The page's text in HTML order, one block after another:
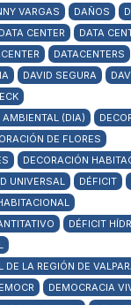
VARGAS DAÑOS
DATA CENTER
DATA
DATACENTERS
DAVID SEGURA
AMBIENTAL (DIA)
DE FLORES
DECORACIÓN
UNIVERSAL
DÉFICIT
DÉFICIT
DE LA REGIÓN DE
DEMOCRACIA